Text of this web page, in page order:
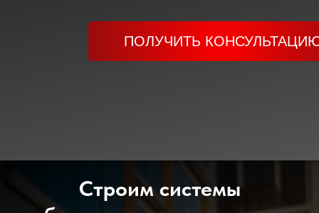
ПОЛУЧИТЬ
Строим системы